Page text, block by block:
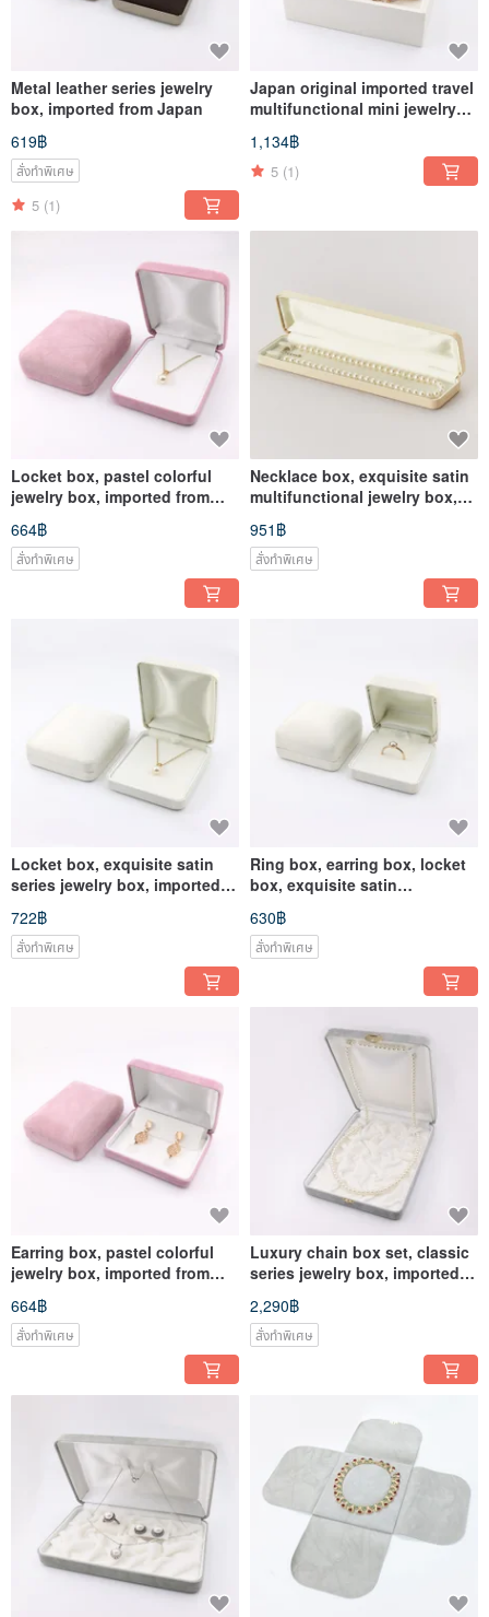
Metal leather series jewelry
box, imported from Japan
619฿
สั่งทำพิเศษ
5 (1)
Japan original imported travel
multifunctional mini jewelry
1,134฿
5 (1)
Locket box, pastel colorful
jewelry box, imported from
Japan
664฿
สั่งทำพิเศษ
Necklace box, exquisite satin
multifunctional jewelry box,
imported from Japan
951฿
สั่งทำพิเศษ
Locket box, exquisite satin
series jewelry box, imported
from Japan
722฿
สั่งทำพิเศษ
Ring box, earring box, locket
box, exquisite satin
multifunctional jewelry box,
imported from Japan
630฿
สั่งทำพิเศษ
Earring box, pastel colorful
jewelry box, imported from
Japan
664฿
สั่งทำพิเศษ
Luxury chain box set, classic
series jewelry box, imported
from Japan
2,290฿
สั่งทำพิเศษ